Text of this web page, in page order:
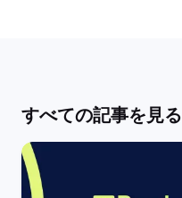
すべての記事を見る